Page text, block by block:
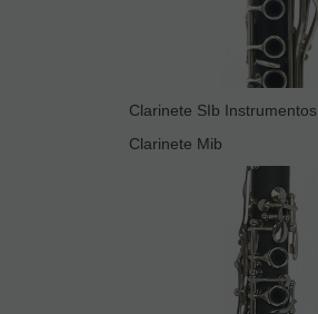
Clarinete SIb Instrumentos
Clarinete Mib